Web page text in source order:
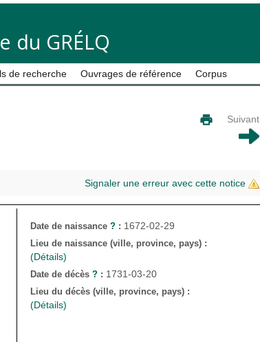
du GRÉLQ
de recherche Ouvrages de référence Corpus
Suivant
Signaler une erreur avec cette notice
Date de naissance ?: 1672-02-29
Lieu de naissance (ville, province, pays) :
(Détails)
Date de décès ?: 1731-03-20
Lieu du décès (ville, province, pays) :
(Détails)